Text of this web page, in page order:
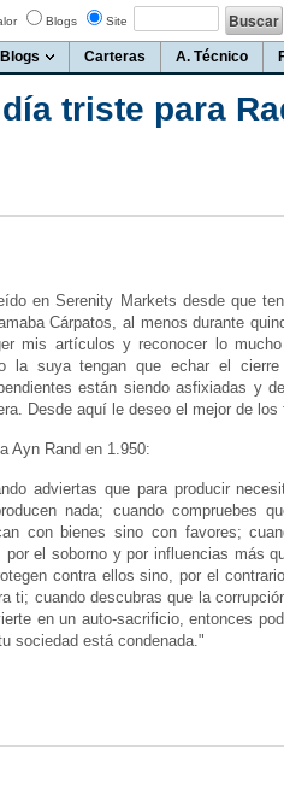
Blogs Site
Blogs Carteras A. Técnico
triste para
en Serenity Markets desde que
Cárpatos, al menos durante
mis artículos y reconocer lo
la suya tengan que echar el
están siendo asfixiadas y
Desde aquí le deseo el mejor de
Ayn Rand en 1.950:
adviertas que para producir
nada; cuando compruebes
con bienes sino con favores;
por el soborno y por influencias más
contra ellos sino, por el
ti; cuando descubras que la
en un auto-sacrificio, entonces
sociedad está condenada."